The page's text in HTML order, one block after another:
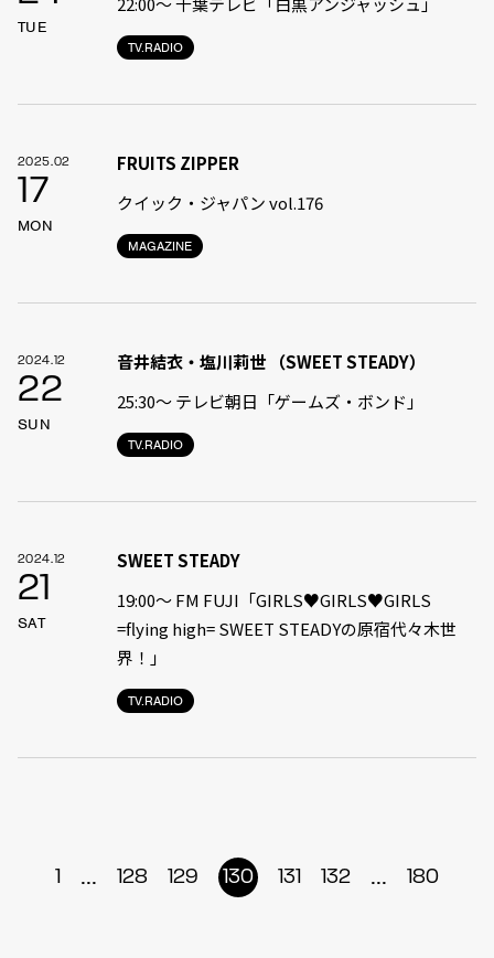
TUE
TV.RADIO
2025.02
17
MON
MAGAZINE
FRUITS ZIPPER
クイック・ジャパン vol.176
2024.12
22
SUN
TV.RADIO
音井結衣・塩川莉世 （SWEET STEADY）
25:30〜 テレビ朝日「ゲームズ・ボンド」
2024.12
21
SAT
TV.RADIO
SWEET STEADY
19:00〜 FM FUJI「GIRLS♥GIRLS♥GIRLS
=flying high= SWEET STEADYの原宿代々木世
界！」
1 ... 128 129 130 131 132 ... 180